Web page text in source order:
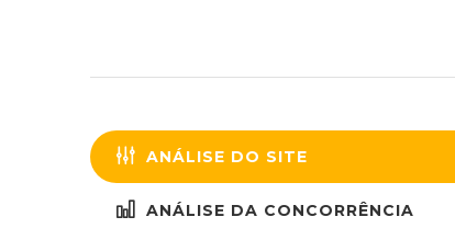
ANÁLISE DO SITE
ANÁLISE DA CONCORRÊNCIA